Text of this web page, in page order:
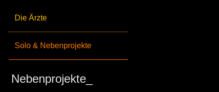
Die Ärzte
Solo & Nebenprojekte
Nebenprojekte_